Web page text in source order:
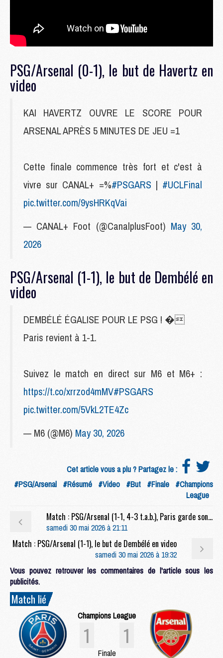
PSG/Arsenal (0-1), le but de Havertz en
video
KAI HAVERTZ OUVRE LE SCORE POUR
ARSENAL APRÈS 5 MINUTES DE JEU =1
Cette finale commence très fort et c'est à
vivre sur CANAL+ =%#PSGARS | #UCLFinal
pic.twitter.com/9ysHRKqVai
— CANAL+ Foot (@CanalplusFoot) May 30,
2026
PSG/Arsenal (1-1), le but de Dembélé en
video
DEMBÉLÉ ÉGALISE POUR LE PSG ! �
Paris revient à 1-1.
Suivez le match en direct sur M6 et M6+ :
https://t.co/xrrzod4mMV#PSGARS
pic.twitter.com/5VkL2TE4Zc
— M6 (@M6) May 30, 2026
Cet article vous a plu ? Partagez le :
#PSG/Arsenal #Résumé #Video #But #Finale #Champions
League
Match : PSG/Arsenal (1-1, 4-3 t.a.b.), Paris garde son titre au bout du suspense
samedi 30 mai 2026 à 21:11
Match : PSG/Arsenal (1-1), le but de Dembélé en video
samedi 30 mai 2026 à 19:32
Vous pouvez retrouver les commentaires de l'article sous les
publicités.
Match lié
Champions League
1 1
Finale